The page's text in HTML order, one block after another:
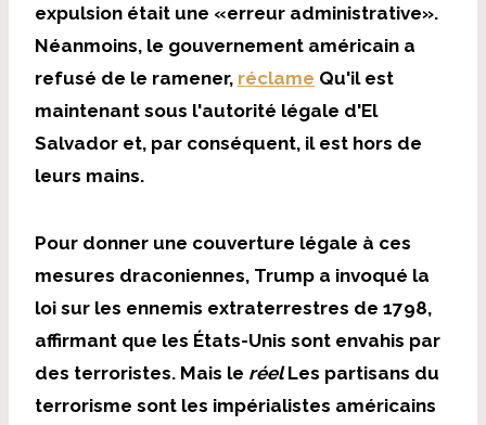
expulsion était une «erreur administrative».
Néanmoins, le gouvernement américain a
refusé de le ramener, réclame Qu'il est
maintenant sous l'autorité légale d'El
Salvador et, par conséquent, il est hors de
leurs mains.
Pour donner une couverture légale à ces
mesures draconiennes, Trump a invoqué la
loi sur les ennemis extraterrestres de 1798,
affirmant que les États-Unis sont envahis par
des terroristes. Mais le réelLes partisans du
terrorisme sont les impérialistes américains